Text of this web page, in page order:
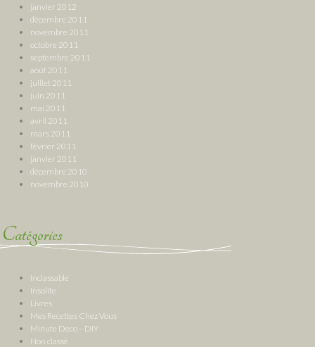
janvier 2012
décembre 2011
novembre 2011
octobre 2011
septembre 2011
août 2011
juillet 2011
juin 2011
mai 2011
avril 2011
mars 2011
février 2011
janvier 2011
décembre 2010
novembre 2010
Catégories
Inclassable
Insolite
Livres
Mes Recettes Chez Vous
Minute Deco – DIY
Non classé